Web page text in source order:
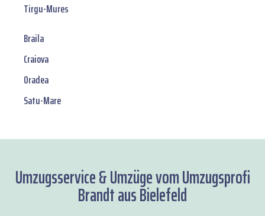
Tirgu-Mures
Braila
Craiova
Oradea
Satu-Mare
Umzugsservice & Umzüge vom Umzugsprofi
Brandt aus Bielefeld